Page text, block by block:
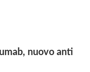
nuovo anti